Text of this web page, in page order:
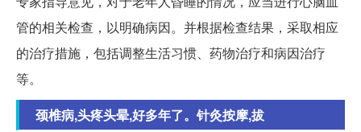
管的相关检查，以明确病因。并根据检查结果，采取相应
的治疗措施，包括调整生活习惯、药物治疗和病因治疗
等。
颈椎病,头疼头晕,好多年了。针灸按摩,拔